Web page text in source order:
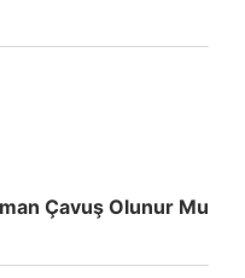
Çavuş Olunur Mu